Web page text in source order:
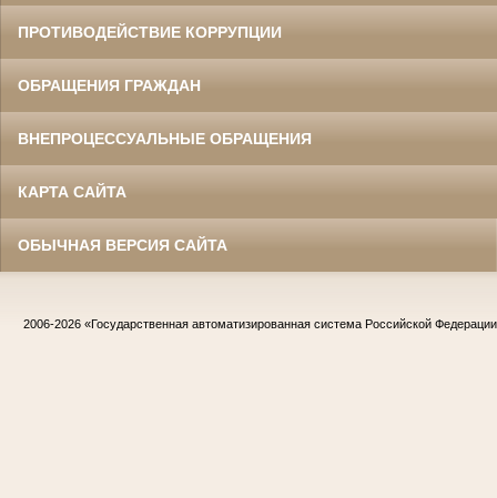
ПРОТИВОДЕЙСТВИЕ КОРРУПЦИИ
ОБРАЩЕНИЯ ГРАЖДАН
ВНЕПРОЦЕССУАЛЬНЫЕ ОБРАЩЕНИЯ
КАРТА САЙТА
ОБЫЧНАЯ ВЕРСИЯ САЙТА
2006-2026 «Государственная автоматизированная система Российской